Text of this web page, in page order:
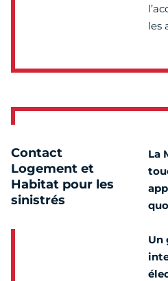
les
Contact
Logement et
Habitat pour les
sinistrés
La
Un